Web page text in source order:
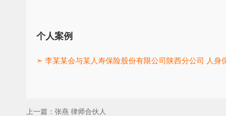
个人案例
➣ 李某某会与某人寿保险股份有限公司陕西分公司 人身
上一篇： 张燕 律师合伙人